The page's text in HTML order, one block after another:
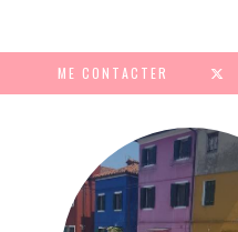
ME CONTACTER